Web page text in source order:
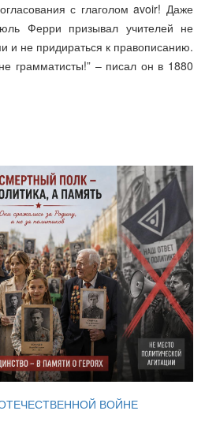
с глаголом avoir! Даже
Ферри призывал учителей не
и не придираться к правописанию.
грамматисты!” – писал он в 1880
ВОЙНЕ